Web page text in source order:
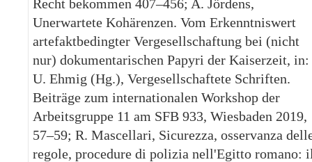
Recht bekommen 407–456; A. Jördens,
Unerwartete Kohärenzen. Vom Erkenntniswert
artefaktbedingter Vergesellschaftung bei (nicht
nur) dokumentarischen Papyri der Kaiserzeit, in:
U. Ehmig (Hg.), Vergesellschaftete Schriften.
Beiträge zum internationalen Workshop der
Arbeitsgruppe 11 am SFB 933, Wiesbaden 2019,
57–59; R. Mascellari, Sicurezza, osservanza
regole, procedure di polizia nell'Egitto romano: